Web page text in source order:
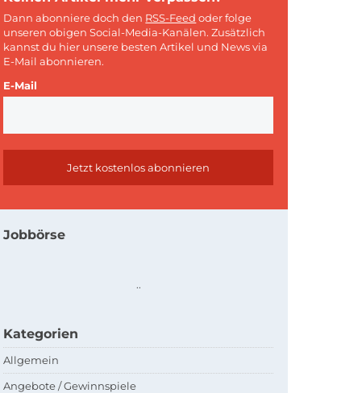
Dann abonniere doch den RSS-Feed oder folge
unseren obigen Social-Media-Kanälen. Zusätzlich
kannst du hier unsere besten Artikel und News via
E-Mail abonnieren.
E-Mail
Jobbörse
..
Kategorien
Allgemein
Angebote / Gewinnspiele